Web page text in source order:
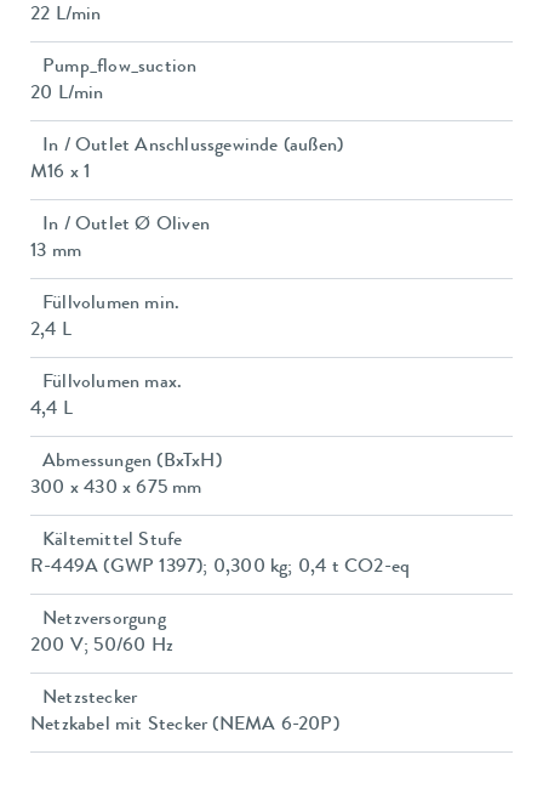
22 L/min
Pump_flow_suction
20 L/min
In / Outlet Anschlussgewinde (außen)
M16 x 1
In / Outlet Ø Oliven
13 mm
Füllvolumen min.
2,4 L
Füllvolumen max.
4,4 L
Abmessungen (BxTxH)
300 x 430 x 675 mm
Kältemittel Stufe
R-449A (GWP 1397); 0,300 kg; 0,4 t CO2-eq
Netzversorgung
200 V; 50/60 Hz
Netzstecker
Netzkabel mit Stecker (NEMA 6-20P)